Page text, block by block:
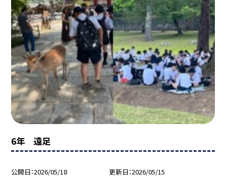
6年 遠足
公開日 2026/05/18 更新日 2026/05/15